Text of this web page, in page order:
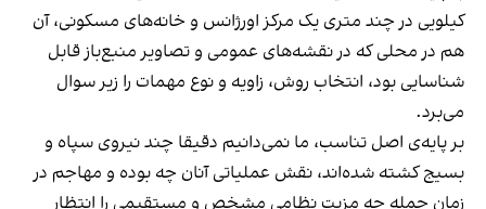
کیلویی در چند متری یک مرکز اورژانس و خانه‌های مسکونی، آن
هم در محلی که در نقشه‌های عمومی و تصاویر منبع‌باز قابل
شناسایی بود، انتخاب روش، زاویه و نوع مهمات را زیر سوال
می‌برد.
بر پایه‌ی اصل تناسب، ما نمی‌دانیم دقیقا چند نیروی سپاه و
بسیج کشته شده‌اند، نقش عملیاتی آنان چه بوده و مهاجم در